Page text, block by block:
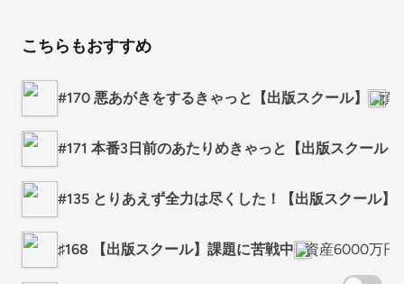
こちらもおすすめ
#170 悪あがきをするきゃっと【出版スクール】 頑
#171 本番3日前のあたりめきゃっと【出版スクール】
#135 とりあえず全力は尽くした！【出版スクール】
♯168 【出版スクール】課題に苦戦中 資産6000万円